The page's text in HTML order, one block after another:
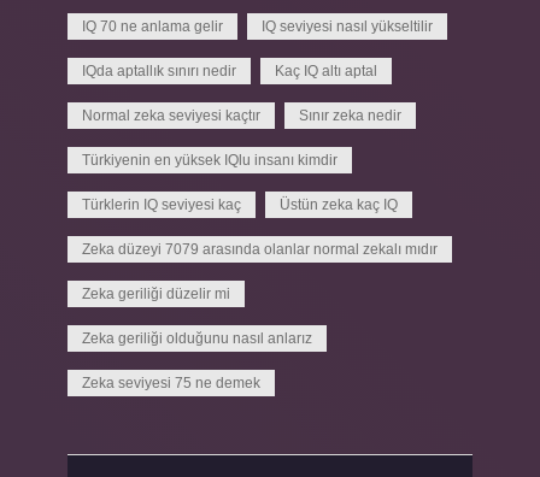
IQ 70 ne anlama gelir IQ seviyesi nasıl yükseltilir
IQda aptallık sınırı nedir Kaç IQ altı aptal
Normal zeka seviyesi kaçtır Sınır zeka nedir
Türkiyenin en yüksek IQlu insanı kimdir
Türklerin IQ seviyesi kaç Üstün zeka kaç IQ
Zeka düzeyi 7079 arasında olanlar normal zekalı mıdır
Zeka geriliği düzelir mi
Zeka geriliği olduğunu nasıl anlarız
Zeka seviyesi 75 ne demek